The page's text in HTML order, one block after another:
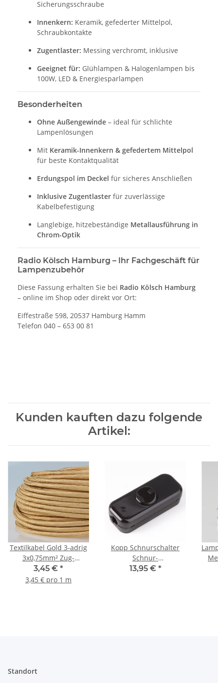
Sicherungsschraube
Innenkern: Keramik, gefederter Mittelpol,
Schraubkontakte
Zugentlaster: Messing verchromt, inklusive
Geeignet für: Glühlampen & Halogenlampen bis
100W, LED & Energiesparlampen
Besonderheiten
Ohne Außengewinde – ideal für schlichte
Lampenlösungen
Mit Keramik-Innenkern & gefedertem Mittelpol
für beste Kontaktqualität
Erdungspol im Deckel für sicheres Anschließen
Inklusive Zugentlaster für zuverlässige
Kabelbefestigung
Langlebige, hitzebeständige Metallausführung in
Chrom-Optik
Radio Kölsch Hamburg – Ihr Fachgeschäft für
Lampenzubehör
Diese Fassung erhalten Sie bei Radio Kölsch Hamburg
– online im Shop oder direkt vor Ort:
Eiffestraße 598, 20537 Hamburg Hamm
Telefon 040 – 653 00 81
Kunden kauften dazu folgende
Artikel:
Textilkabel Gold 3-adrig
3x0,75mm² Zug-
Pendelleitung S03RT-F
3G0,75
3,45 € *
3,45 € pro 1 m
Kopp Schnurschalter
Schnur-
Zwischenschalter
13,95 € *
Standort